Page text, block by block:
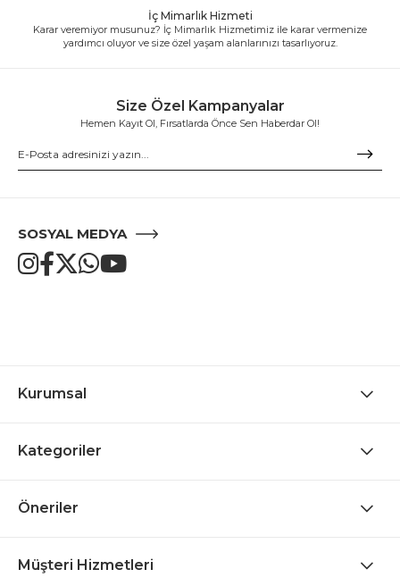
İç Mimarlık Hizmeti
Karar veremiyor musunuz? İç Mimarlık Hizmetimiz ile karar vermenize
yardımcı oluyor ve size özel yaşam alanlarınızı tasarlıyoruz.
Size Özel Kampanyalar
Hemen Kayıt Ol, Fırsatlarda Önce Sen Haberdar Ol!
SOSYAL MEDYA
Kurumsal
Kategoriler
Öneriler
Müşteri Hizmetleri